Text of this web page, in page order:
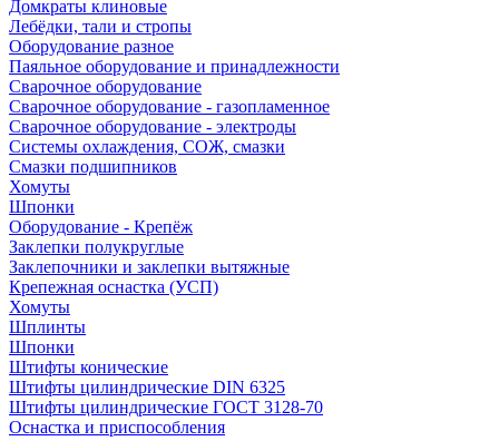
Домкраты клиновые
Лебёдки, тали и стропы
Оборудование разное
Паяльное оборудование и принадлежности
Сварочное оборудование
Сварочное оборудование - газопламенное
Сварочное оборудование - электроды
Системы охлаждения, СОЖ, смазки
Смазки подшипников
Хомуты
Шпонки
Оборудование - Крепёж
Заклепки полукруглые
Заклепочники и заклепки вытяжные
Крепежная оснастка (УСП)
Хомуты
Шплинты
Шпонки
Штифты конические
Штифты цилиндрические DIN 6325
Штифты цилиндрические ГОСТ 3128-70
Оснастка и приспособления